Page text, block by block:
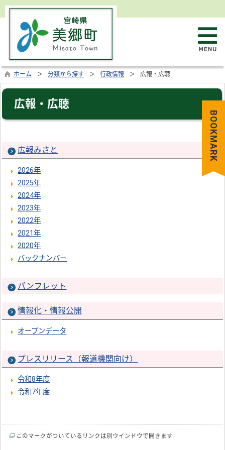
ホーム 分類から探す 行政情報 広報・広聴
広報・広聴
広報みさと
2026年
2025年
2024年
2023年
2022年
2021年
2020年
バックナンバー
パンフレット
情報化・情報公開
オープンデータ
プレスリリース（報道機関向け）
令和8年度
令和7年度
このマークがついているリンクは別ウインドウで開きます
BOOKMARK